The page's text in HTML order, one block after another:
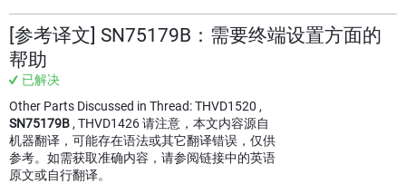
[参考译文] SN75179B：需要终端设置方面的
帮助
已解决
Other Parts Discussed in Thread: THVD1520 ,
SN75179B , THVD1426 请注意，本文内容源自
机器翻译，可能存在语法或其它翻译错误，仅供
参考。如需获取准确内容，请参阅链接中的英语
原文或自行翻译。